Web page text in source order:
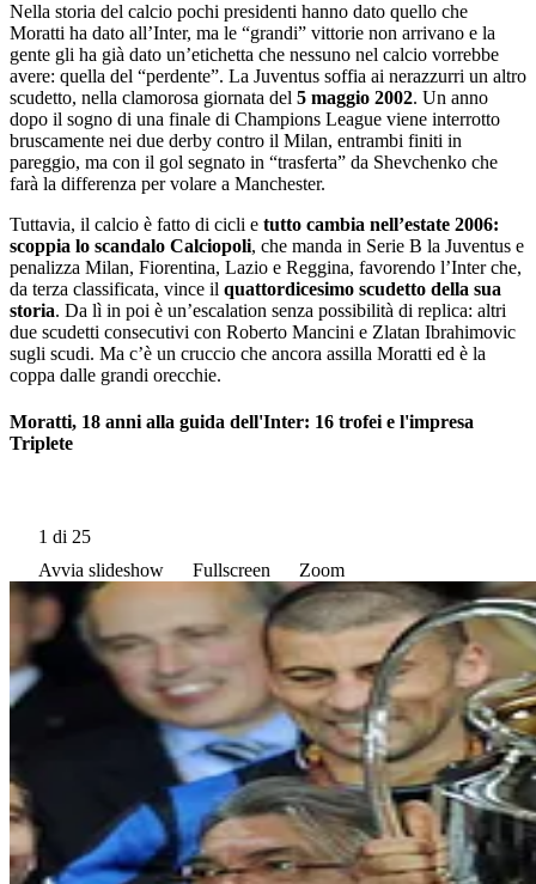
Nella storia del calcio pochi presidenti hanno dato quello che
Moratti ha dato all’Inter, ma le “grandi” vittorie non arrivano e la
gente gli ha già dato un’etichetta che nessuno nel calcio vorrebbe
avere: quella del “perdente”. La Juventus soffia ai nerazzurri un altro
scudetto, nella clamorosa giornata del 5 maggio 2002. Un anno
dopo il sogno di una finale di Champions League viene interrotto
bruscamente nei due derby contro il Milan, entrambi finiti in
pareggio, ma con il gol segnato in “trasferta” da Shevchenko che
farà la differenza per volare a Manchester.
Tuttavia, il calcio è fatto di cicli e tutto cambia nell’estate 2006:
scoppia lo scandalo Calciopoli, che manda in Serie B la Juventus e
penalizza Milan, Fiorentina, Lazio e Reggina, favorendo l’Inter che,
da terza classificata, vince il quattordicesimo scudetto della sua
storia. Da lì in poi è un’escalation senza possibilità di replica: altri
due scudetti consecutivi con Roberto Mancini e Zlatan Ibrahimovic
sugli scudi. Ma c’è un cruccio che ancora assilla Moratti ed è la
coppa dalle grandi orecchie.
Moratti, 18 anni alla guida dell'Inter: 16 trofei e l'impresa
Triplete
1 di 25
Avvia slideshow
Fullscreen Zoom